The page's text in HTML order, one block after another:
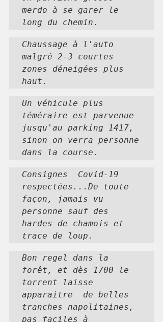
merdo à se garer le
long du chemin.
Chaussage à l'auto
malgré 2-3 courtes
zones déneigées plus
haut.
Un véhicule plus
téméraire est parvenue
jusqu'au parking 1417,
sinon on verra personne
dans la course.
Consignes  Covid-19
respectées...De toute
façon, jamais vu
personne sauf des
hardes de chamois et
trace de loup.
Bon regel dans la
forêt, et dès 1700 le
torrent laisse
apparaitre  de belles
tranches napolitaines,
pas faciles à